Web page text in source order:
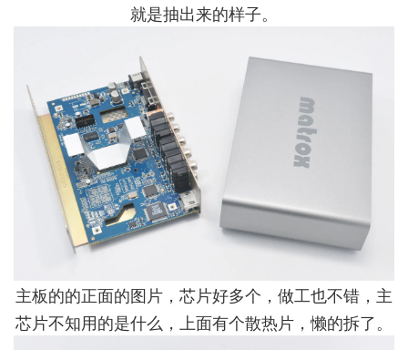
就是抽出来的样子。
主板的的正面的图片，芯片好多个，做工也不错，主
芯片不知用的是什么，上面有个散热片，懒的拆了。